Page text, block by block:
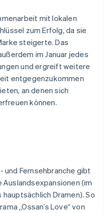
mit lokalen
zum Erfolg, da sie
steigerte. Das
im Januar jedes
und ergreift weitere
entgegenzukommen
an denen sich
können.
und Fernsehbranche gibt
(im
Dramen). So
„Ossan’s Love“ von